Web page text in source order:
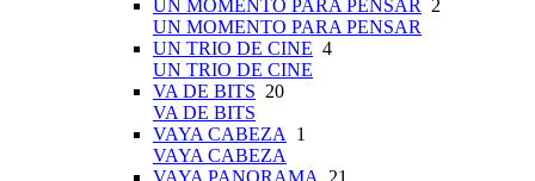
UN MOMENTO PARA PENSAR
2
UN MOMENTO PARA PENSAR
UN TRIO DE CINE 4
UN TRIO DE CINE
VA DE BITS 20
VA DE BITS
VAYA CABEZA
1
VAYA CABEZA